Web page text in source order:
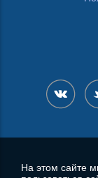
На этом сайте